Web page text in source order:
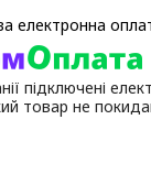
підключені
товар не